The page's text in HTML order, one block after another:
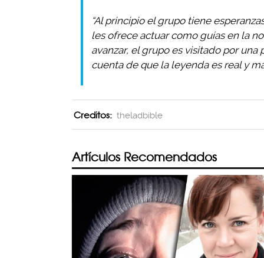
“Al principio el grupo tiene
les ofrece actuar como guías en la
avanzar, el grupo es visitado por
cuenta de que la leyenda es real y
Creditos: theladbible
Artículos Recomendados